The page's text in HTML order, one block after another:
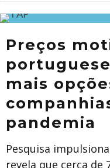
Preços
mais
pandemia
Pesquisa
revela que cerca de